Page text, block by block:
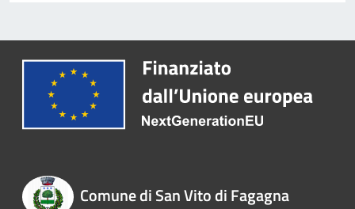
Comune di San Vito di Fagagna